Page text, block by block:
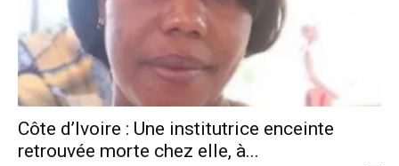
Côte d’Ivoire : Une institutrice enceinte
retrouvée morte chez elle, à...